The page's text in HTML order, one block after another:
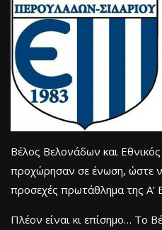
Βέλος Βελονάδων και
προχώρησαν σε ένωση, ώστε
προσεχές πρωτάθλημα της Α’
Πλέον είναι κι επίσημο… Το